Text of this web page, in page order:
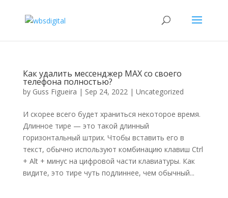
Как удалить мессенджер MAX со своего
телефона полностью?
by Guss Figueira | Sep 24, 2022| Uncategorized
И скорее всего будет храниться некоторое время.
Длинное тире — это такой длинный
горизонтальный штрих. Чтобы вставить его в
текст, обычно используют комбинацию клавиш Ctrl
+ Alt + минус на цифровой части клавиатуры. Как
видите, это тире чуть подлиннее, чем обычный...